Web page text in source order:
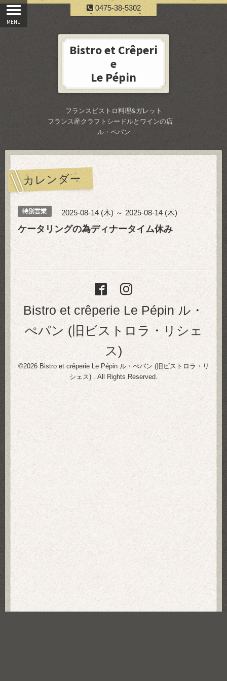
0475-38-5302
Bistro et Crêperi
e
Le Pépin
フランスビストロ料理&ガレット
フランス産クラフトシードルとワインの店
ル・ペパン
カレンダー
特別営業 2025-08-14 (木) ～ 2025-08-14 (木)
ケータリングの為ディナータイム休み
Bistro et crêperie Le Pépin ル・
ぺパン (旧ビストロラ・リシェ
ス)
©2026 Bistro et crêperie Le Pépin ル・ぺパン (旧ビストロラ・リ
シェス)
. All Rights Reserved.